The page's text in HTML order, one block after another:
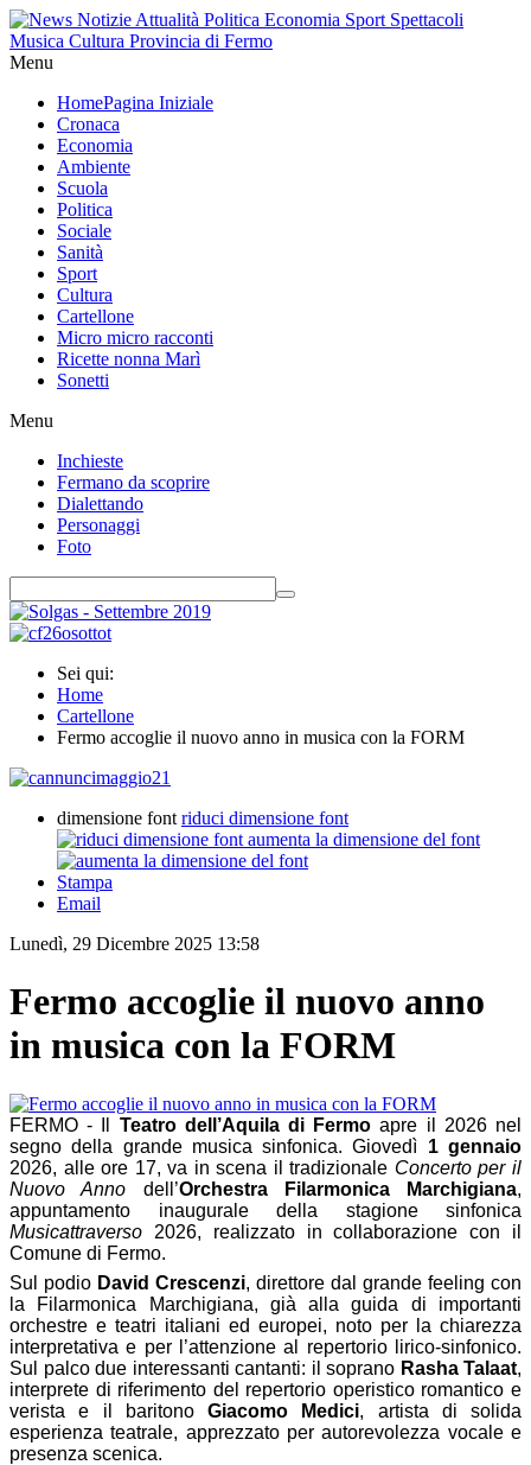
Menu
HomePagina Iniziale
Cronaca
Economia
Ambiente
Scuola
Politica
Sociale
Sanità
Sport
Cultura
Cartellone
Micro micro racconti
Ricette nonna Marì
Sonetti
Menu
Inchieste
Fermano da scoprire
Dialettando
Personaggi
Foto
Sei qui:
Home
Cartellone
Fermo accoglie il nuovo anno in musica con la FORM
dimensione font riduci dimensione font
aumenta la dimensione del font
Stampa
Email
Lunedì, 29 Dicembre 2025 13:58
Fermo accoglie il nuovo anno
in musica con la FORM
FERMO - Il Teatro dell’Aquila di Fermo apre il 2026 nel
segno della grande musica sinfonica. Giovedì 1 gennaio
2026, alle ore 17, va in scena il tradizionale Concerto per il
Nuovo Anno dell’Orchestra Filarmonica Marchigiana,
appuntamento inaugurale della stagione sinfonica
Musicattraverso 2026, realizzato in collaborazione con il
Comune di Fermo.
Sul podio David Crescenzi, direttore dal grande feeling con
la Filarmonica Marchigiana, già alla guida di importanti
orchestre e teatri italiani ed europei, noto per la chiarezza
interpretativa e per l’attenzione al repertorio lirico-sinfonico.
Sul palco due interessanti cantanti: il soprano Rasha Talaat,
interprete di riferimento del repertorio operistico romantico e
verista e il baritono Giacomo Medici, artista di solida
esperienza teatrale, apprezzato per autorevolezza vocale e
presenza scenica.